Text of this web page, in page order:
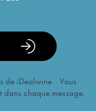
de iDealwine. Vous
chaque message.